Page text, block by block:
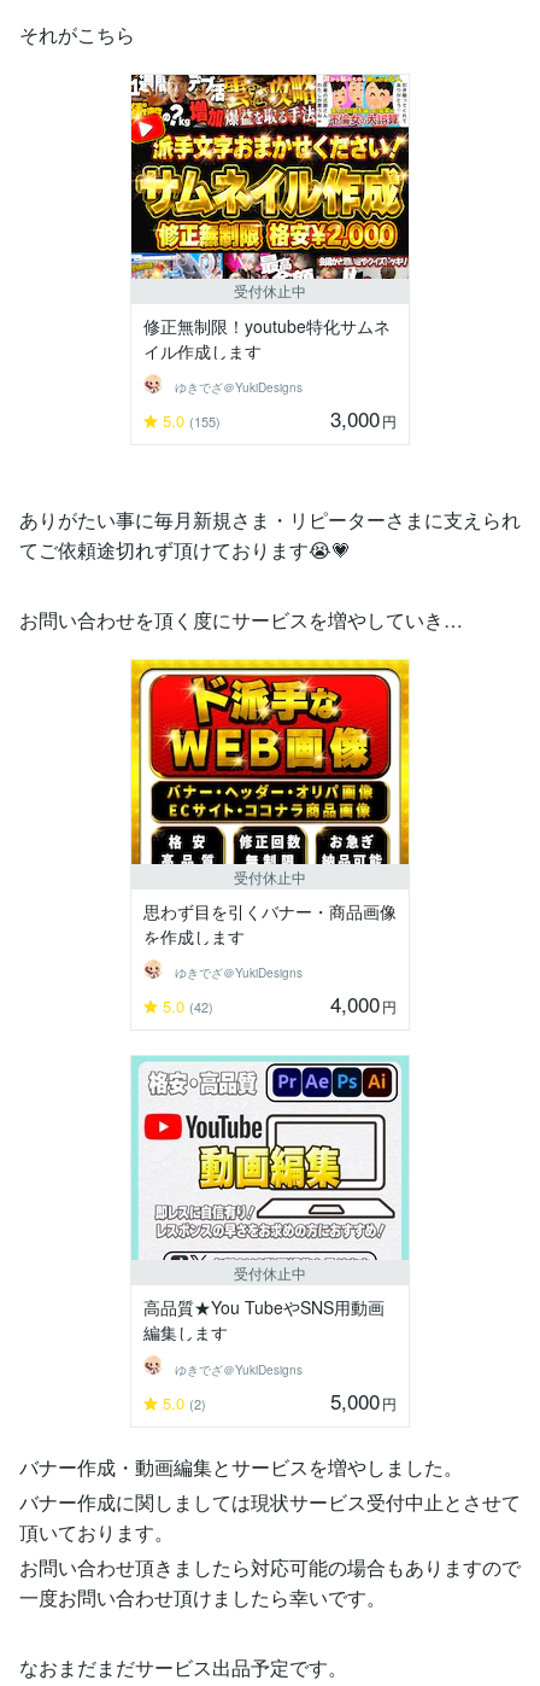
それがこちら
受付休止中
修正無制限！youtube特化サムネ
イル作成します
ゆきでざ＠YukiDesigns
5.0 (155) 3,000円
ありがたい事に毎月新規さま・リピーターさまに支えられ
てご依頼途切れず頂けております😭💗
お問い合わせを頂く度にサービスを増やしていき…
受付休止中
思わず目を引くバナー・商品画像
を作成します
ゆきでざ＠YukiDesigns
5.0 (42) 4,000円
受付休止中
高品質★You TubeやSNS用動画
編集します
ゆきでざ＠YukiDesigns
5.0 (2) 5,000円
バナー作成・動画編集とサービスを増やしました。
バナー作成に関しましては現状サービス受付中止とさせて
頂いております。
お問い合わせ頂きましたら対応可能の場合もありますので
一度お問い合わせ頂けましたら幸いです。
なおまだまだサービス出品予定です。